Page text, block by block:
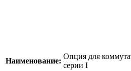
Наименование:
Опция для
серии I